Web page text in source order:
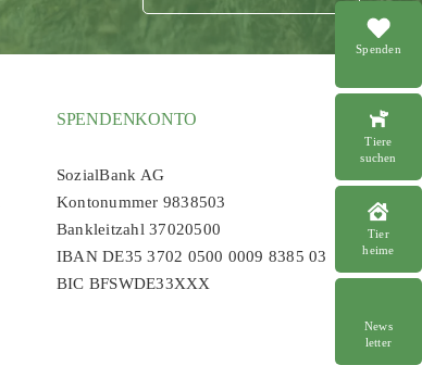
Spenden
Tiere
suchen
Tier
heime
News
letter
SPENDENKONTO
SozialBank AG
Kontonummer 9838503
Bankleitzahl 37020500
IBAN DE35 3702 0500 0009 8385 03
BIC BFSWDE33XXX